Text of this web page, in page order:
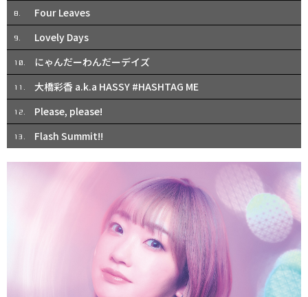
8. Four Leaves
9. Lovely Days
10. にゃんだーわんだーデイズ
11. 大橋彩香 a.k.a HASSY #HASHTAG ME
12. Please, please!
13. Flash Summit!!